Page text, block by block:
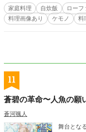
た料理画像とワンセットの話
※ ※ ※ ※ 地球には時々、異世界から落ちて
ちがいる。 それは『鬼』『河童』『天狗』『化け猫』『狼男』『吸血鬼』『半
界の住人だった。 中にはエル
人間と混じり合って暮らしていた種族もいる。 彼
古から彼らとの付き合いが深
されていた。 とある県、とある市にある稲荷神社。 その神社の裏側、広い境内
の中に建つ『おいなり荘』もそんな保護
ルフマン）の駒井ビクターが、日々自炊
ためです。特にそういった方
は出てくると思います。
家庭料理 自炊飯 ローフ
料理画像あり
ケモノ 料
11
蒼碧の革命〜人魚の願
蒼河颯人
舞台とな